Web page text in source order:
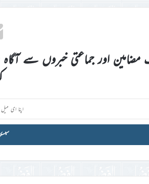
مضامین اور جماعتی خبروں سے